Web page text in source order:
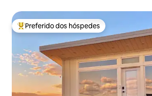
Entre os melhores preferidos dos
Preferido dos hóspedes